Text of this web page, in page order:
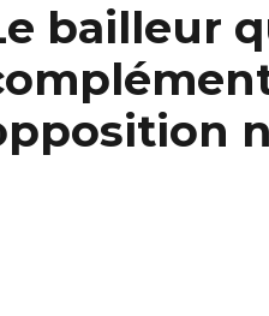
bailleur